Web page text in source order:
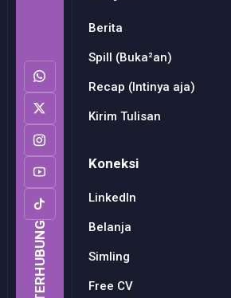
TERHUBUNG
Berita
Spill (Buka²an)
Recap (Intinya aja)
Kirim Tulisan
Koneksi
LinkedIn
Belanja
Simling
Free CV